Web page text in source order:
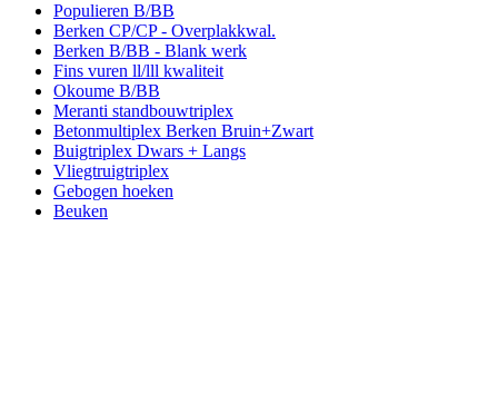
Populieren B/BB
Berken CP/CP - Overplakkwal.
Berken B/BB - Blank werk
Fins vuren ll/lll kwaliteit
Okoume B/BB
Meranti standbouwtriplex
Betonmultiplex Berken Bruin+Zwart
Buigtriplex Dwars + Langs
Vliegtruigtriplex
Gebogen hoeken
Beuken